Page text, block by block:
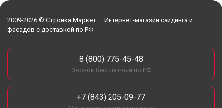
2009-2026 © Стройка Маркет — Интернет-магазин сайдинга и
фасадов с доставкой по РФ
8 (800) 775-45-48
Звонок бесплатный по РФ
+7 (843) 205-09-77